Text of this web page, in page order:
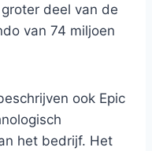
deel van de
van 74 miljoen
ook Epic
het bedrijf. Het